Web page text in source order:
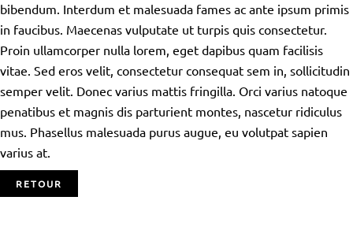
bibendum. Interdum et malesuada fames ac ante ipsum primis
in faucibus. Maecenas vulputate ut turpis quis consectetur.
Proin ullamcorper nulla lorem, eget dapibus quam facilisis
vitae. Sed eros velit, consectetur consequat sem in, sollicitudin
semper velit. Donec varius mattis fringilla. Orci varius natoque
penatibus et magnis dis parturient montes, nascetur ridiculus
mus. Phasellus malesuada purus augue, eu volutpat sapien
varius at.
RETOUR